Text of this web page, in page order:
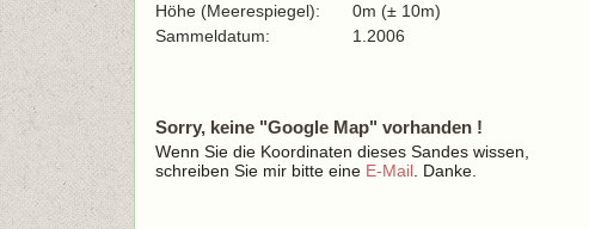
Höhe (Meerespiegel):
0m (± 10m)
Sammeldatum:
1.2006
Sorry, keine "Google Map" vorhanden !
Wenn Sie die Koordinaten dieses Sandes wissen,
schreiben Sie mir bitte eine E-Mail . Danke.